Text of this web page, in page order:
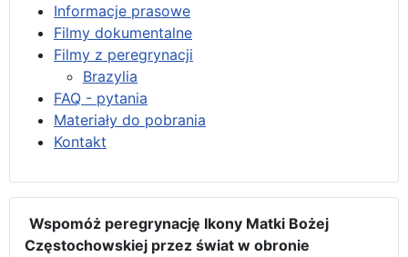
Informacje prasowe
Filmy dokumentalne
Filmy z peregrynacji
Brazylia
FAQ - pytania
Materiały do pobrania
Kontakt
Wspomóż peregrynację Ikony Matki Bożej
Częstochowskiej przez świat w obronie